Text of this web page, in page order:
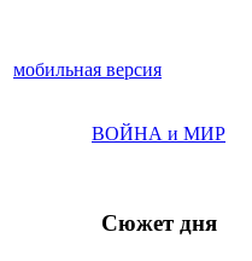
мобильная версия
ВОЙНА и МИР
Сюжет дня